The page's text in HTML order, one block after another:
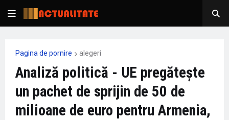
Pagina de pornire alegeri
Analiză politică - UE pregătește
un pachet de sprijin de 50 de
milioane de euro pentru Armenia,